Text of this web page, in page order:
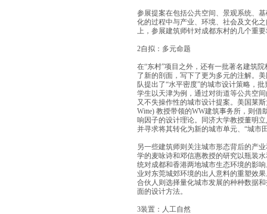
参展提案在包括公共空间、景观系统、
化的过程中与产业、环境、社会及文化
上，参展建筑师针对成都东村的几个重
2自拟：多元命题
在“东村”项目之外，还有一批著名建筑
了新的剖面，写下了更为多元的注解。
队提出了“水平密度”的城市设计策略，
学生以天津为例，通过对街道等公共空
又不失操作性的城市设计提案。美国莱斯
Witte) 教授带领的WW建筑事务所，则
响因子的设计理论。同济大学教授董明
并寻求将其转化为新的城市单元、“城市
另一些建筑师则关注城市形态背后的产
学的麦咏诗和邓信惠教授的研究以瓶装
统对成都和香港两地城市生态环境的影
业对东莞城郊环境的出人意料的重塑效
合伙人则选择量化城市发展的种种数据
面的设计方法。
3装置：人工自然